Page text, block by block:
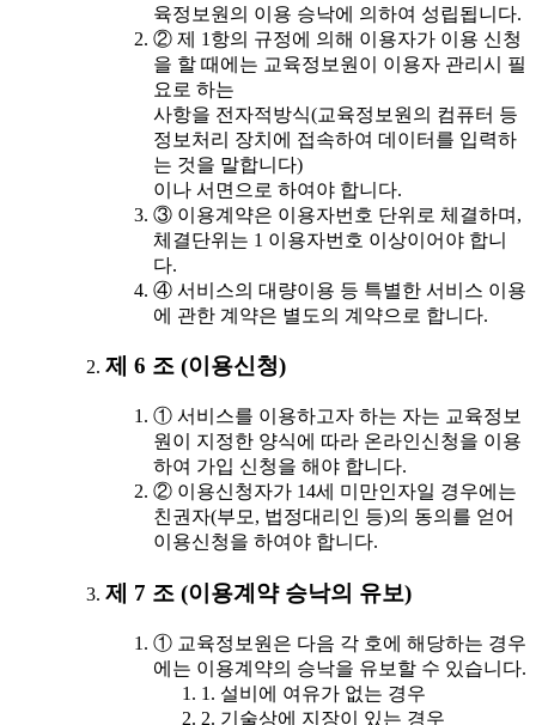
육정보원의 이용 승낙에 의하여 성립됩니다.
② 제 1항의 규정에 의해 이용자가 이용 신청
을 할 때에는 교육정보원이 이용자 관리시 필
요로 하는
사항을 전자적방식(교육정보원의 컴퓨터 등
정보처리 장치에 접속하여 데이터를 입력하
는 것을 말합니다)
이나 서면으로 하여야 합니다.
③ 이용계약은 이용자번호 단위로 체결하며,
체결단위는 1 이용자번호 이상이어야 합니
다.
④ 서비스의 대량이용 등 특별한 서비스 이용
에 관한 계약은 별도의 계약으로 합니다.
제 6 조 (이용신청)
① 서비스를 이용하고자 하는 자는 교육정보
원이 지정한 양식에 따라 온라인신청을 이용
하여 가입 신청을 해야 합니다.
② 이용신청자가 14세 미만인자일 경우에는
친권자(부모, 법정대리인 등)의 동의를 얻어
이용신청을 하여야 합니다.
제 7 조 (이용계약 승낙의 유보)
① 교육정보원은 다음 각 호에 해당하는 경우
에는 이용계약의 승낙을 유보할 수 있습니다.
1. 설비에 여유가 없는 경우
2. 기술상에 지장이 있는 경우